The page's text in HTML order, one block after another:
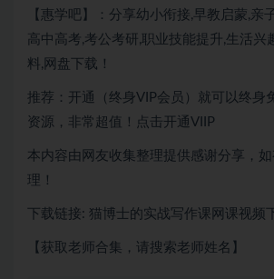
【惠学吧】：分享幼小衔接,早教启蒙,亲
高中高考,考公考研,职业技能提升,生活兴
料,网盘下载！
推荐：开通（终身VIP会员）就可以终身
资源，非常超值！点击开通VIIP
本内容由网友收集整理提供感谢分享，
理！
下载链接: 猫博士的实战写作课网课视频
【获取老师合集，请搜索老师姓名】